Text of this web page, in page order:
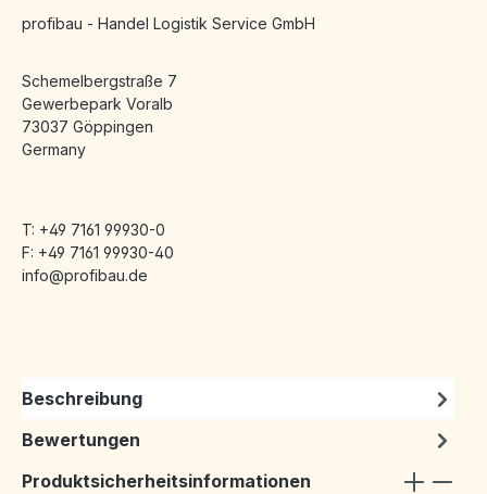
profibau - Handel Logistik Service GmbH
Schemelbergstraße 7
Gewerbepark Voralb
73037 Göppingen
Germany
T: +49 7161 99930-0
F: +49 7161 99930-40
info@profibau.de
Beschreibung
Bewertungen
Produktsicherheitsinformationen